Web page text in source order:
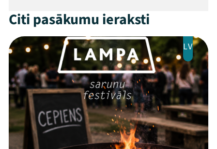
Arhīvs
Viņi bija LAMPĀ 2026
Jaunumi
Ziedo
Veikals
Kontakti
Citi pasākumu ieraksti
LV